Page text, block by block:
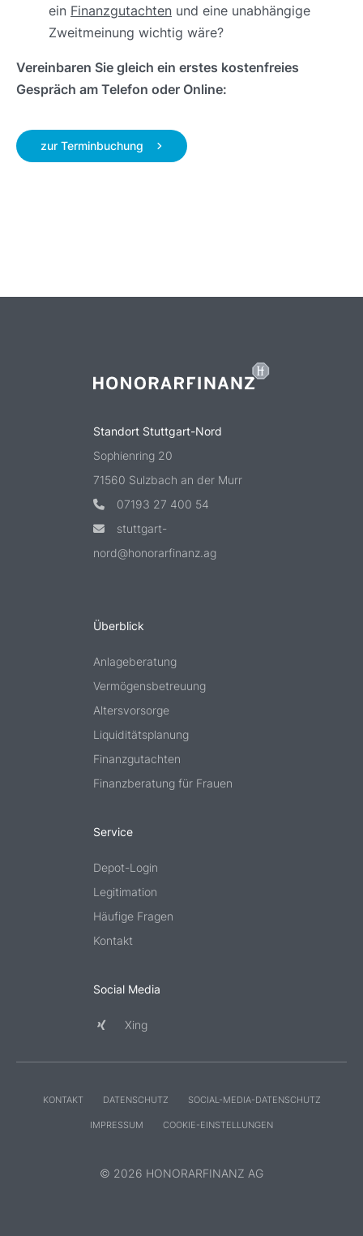
ein Finanzgutachten und eine unabhängige
Zweitmeinung wichtig wäre?
Vereinbaren Sie gleich ein erstes kostenfreies
Gespräch am Telefon oder Online:
zur Terminbuchung
Standort Stuttgart-Nord
Sophienring 20
71560 Sulzbach an der Murr
07193 27 400 54
stuttgart-
nord@honorarfinanz.ag
Überblick
Anlageberatung
Vermögensbetreuung
Altersvorsorge
Liquiditätsplanung
Finanzgutachten
Finanzberatung für Frauen
Service
Depot-Login
Legitimation
Häufige Fragen
Kontakt
Social Media
Xing
KONTAKT DATENSCHUTZ SOCIAL-MEDIA-DATENSCHUTZ
IMPRESSUM COOKIE-EINSTELLUNGEN
© 2026 HONORARFINANZ AG